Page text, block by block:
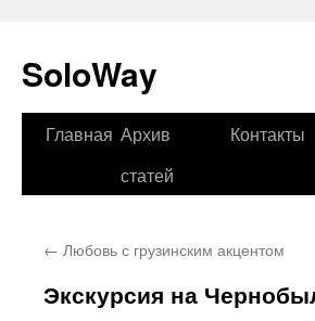
SoloWay
Перейти
Главная Архив
статей
Контакты
← Любовь с грузинским акцентом
Экскурсия на